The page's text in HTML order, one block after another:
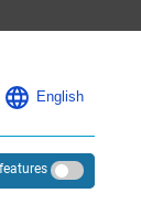
English
lex.europa.eu/